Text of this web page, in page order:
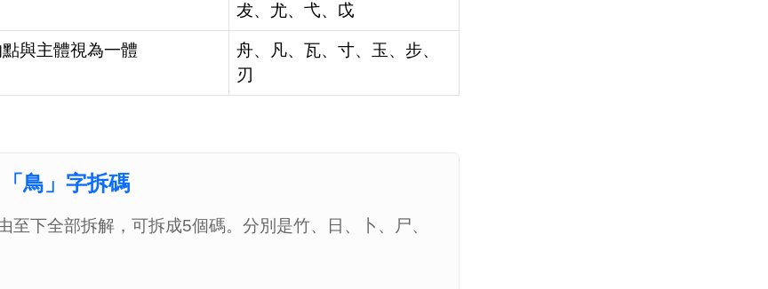
犮、尤、弋、戉
與主體視為一體
舟、凡、瓦、寸、玉、步、
刃
鳥」字拆碼
至下全部拆解，可拆成5個碼。分別是竹、日、卜、尸、